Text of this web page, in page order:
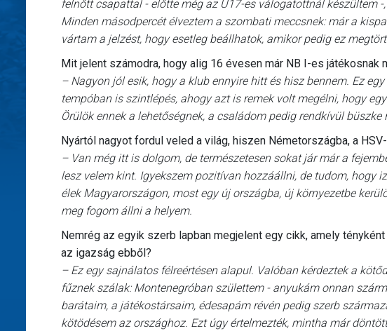
felnőtt csapattal - előtte még az U17-es válogatottnál készültem
Minden másodpercét élveztem a szombati meccsnek: már a
vártam a jelzést, hogy esetleg beállhatok, amikor pedig ez
Mit jelent számodra, hogy alig 16 évesen már NB I-es játékosnak
– Nagyon jól esik, hogy a klub ennyire hitt és hisz bennem. Ez
tempóban is szintlépés, ahogy azt is remek volt megélni, hogy
Örülök ennek a lehetőségnek, a családom pedig rendkívül büszke
Nyártól nagyot fordul veled a világ, hiszen Németországba, a
– Van még itt is dolgom, de természetesen sokat jár már a
lesz velem kint. Igyekszem pozitívan hozzáállni, de tudom, hogy
élek Magyarországon, most egy új országba, új környezetbe
meg fogom állni a helyem.
Nemrég az egyik szerb lapban megjelent egy cikk, amely
az igazság ebből?
– Ez egy sajnálatos félreértésen alapul. Valóban kérdeztek a
fűznek szálak: Montenegróban születtem - anyukám onnan
barátaim, a játékostársaim, édesapám révén pedig szerb
kötödésem az országhoz. Ezt úgy értelmezték, mintha már